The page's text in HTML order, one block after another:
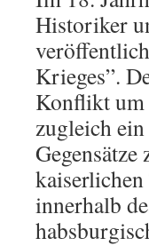
Historiker
Krieges”.
Konflikt um
zugleich
innerhalb